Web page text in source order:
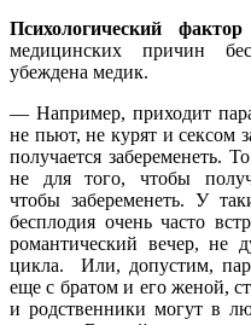
Психологический фактор
медицинских причин
убеждена медик.
— Например, приходит
не пьют, не курят и сексом
получается забеременеть.
не для того, чтобы
чтобы забеременеть. У
бесплодия очень часто
романтический вечер, не
цикла. Или, допустим,
еще с братом и его женой,
и родственники могут в